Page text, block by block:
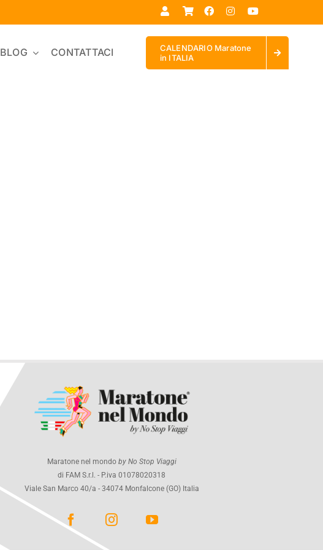
BLOG CONTATTACI
CALENDARIO Maratone
in ITALIA
Maratone nel mondo by No Stop Viaggi
di FAM S.r.l. - P.iva 01078020318
Viale San Marco 40/a - 34074 Monfalcone (GO) Italia